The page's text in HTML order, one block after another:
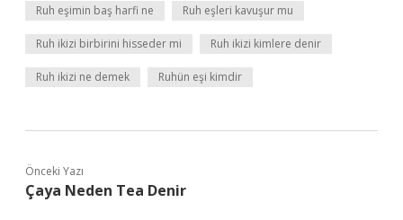
Ruh eşimin baş harfi ne Ruh eşleri kavuşur mu
Ruh ikizi birbirini hisseder mi Ruh ikizi kimlere denir
Ruh ikizi ne demek Ruhün eşi kimdir
Önceki Yazı
Çaya Neden Tea Denir